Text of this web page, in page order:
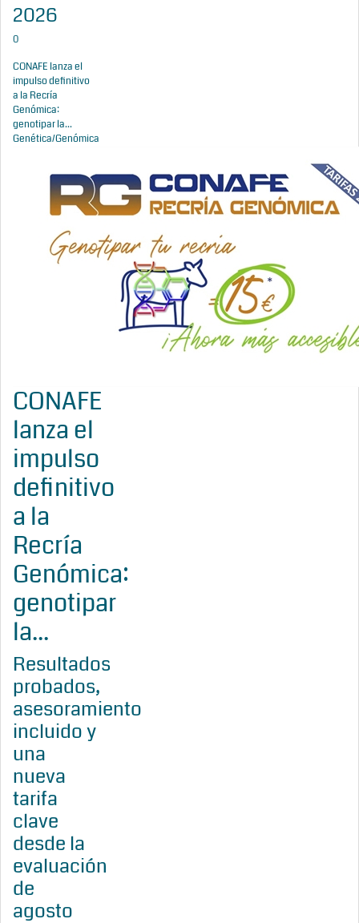
2026
0
CONAFE lanza el
impulso definitivo
a la Recría
Genómica:
genotipar la...
Genética/Genómica
CONAFE
lanza el
impulso
definitivo
a la
Recría
Genómica:
genotipar
la...
Resultados
probados,
asesoramiento
incluido y
una
nueva
tarifa
clave
desde la
evaluación
de
agosto